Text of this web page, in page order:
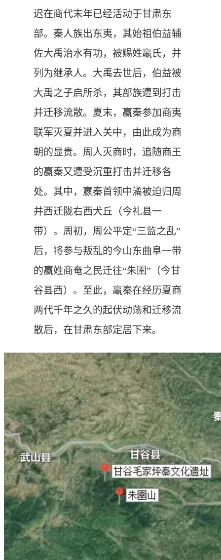
迟在商代末年已经活动于甘肃东
部。 秦人族出东夷，其始祖伯益辅
佐大禹治水有功，被赐姓嬴氏，并
列为继承人。大禹去世后，伯益被
大禹之子启所杀，其部族遭到打击
并迁移流散。夏末，嬴秦参加商夷
联军灭夏并进入关中，由此成为商
朝的显贵。周人灭商时，追随商王
的嬴秦又遭受沉重打击并迁移各
处。其中，嬴秦首领中潏被迫归周
并西迁陇右西犬丘（今礼县一
带）。周初，周公平定“三监之乱”
后，将参与叛乱的今山东曲阜一带
的嬴姓商奄之民迁往“朱圉”（今甘
谷县西）。至此，嬴秦在经历夏商
两代千年之久的起伏动荡和迁移流
散后，在甘肃东部定居下来。